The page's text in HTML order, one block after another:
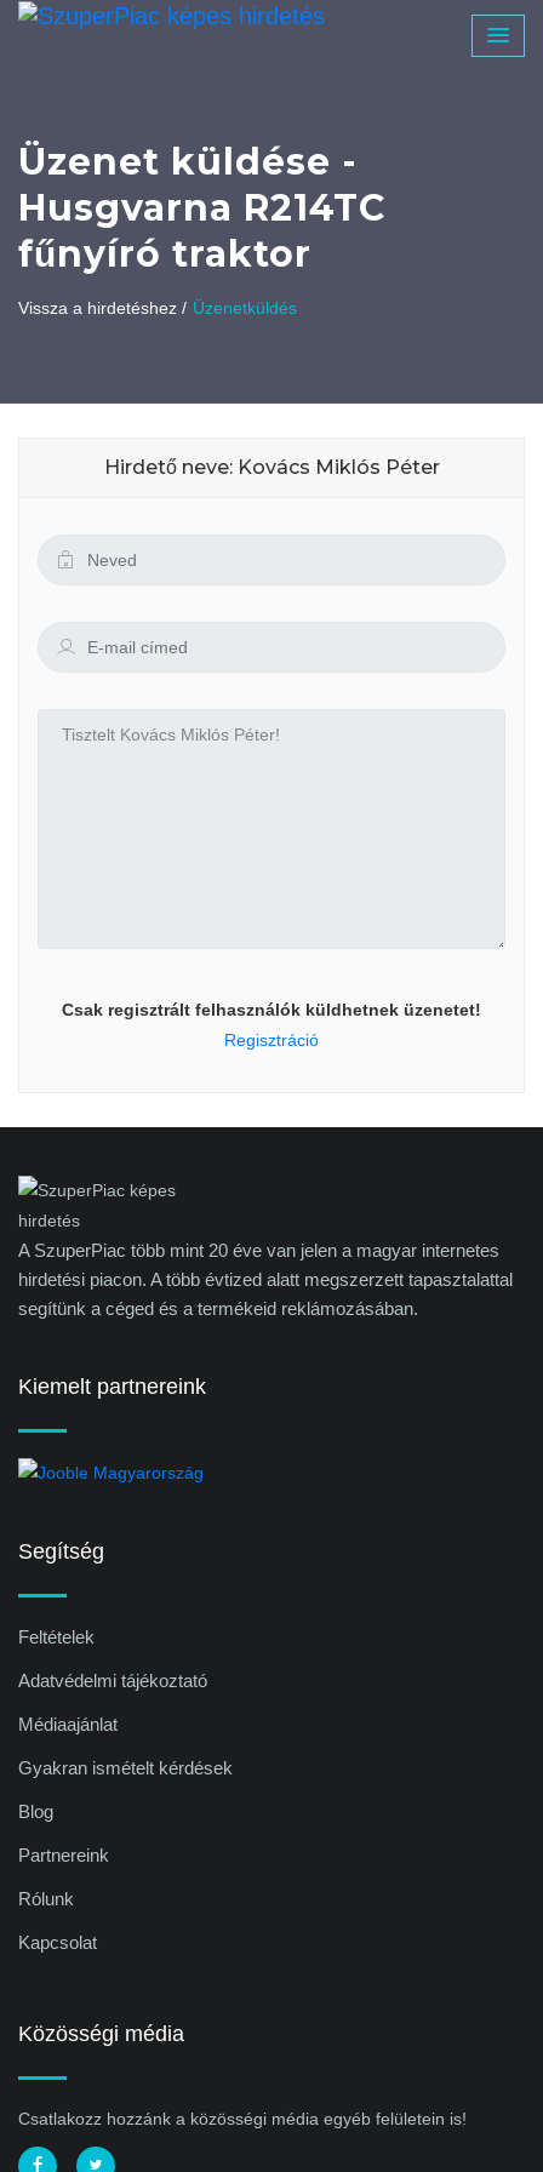
Üzenet küldése -
Husgvarna R214TC
fűnyíró traktor
Vissza a hirdetéshez / Üzenetküldés
Hirdető neve: Kovács Miklós Péter
Csak regisztrált felhasználók küldhetnek üzenetet!
Regisztráció
A SzuperPiac több mint 20 éve van jelen a magyar internetes
hirdetési piacon. A több évtized alatt megszerzett tapasztalattal
segítünk a céged és a termékeid reklámozásában.
Kiemelt partnereink
Segítség
Feltételek
Adatvédelmi tájékoztató
Médiaajánlat
Gyakran ismételt kérdések
Blog
Partnereink
Rólunk
Kapcsolat
Közösségi média
Csatlakozz hozzánk a közösségi média egyéb felületein is!